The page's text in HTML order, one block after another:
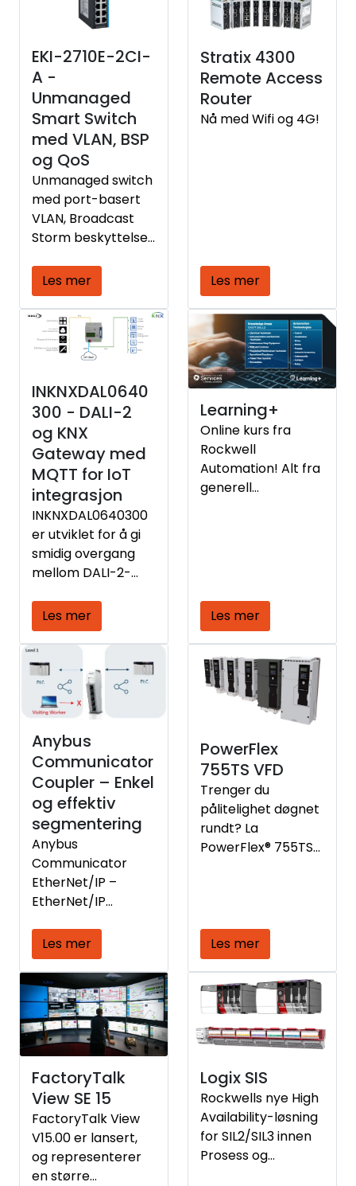
EKI-2710E-2CI-
A -
Unmanaged
Smart Switch
med VLAN, BSP
og QoS
Unmanaged switch
med port-basert
VLAN, Broadcast
Storm beskyttelse
Les mer
Stratix 4300
Remote Access
Router
Nå med Wifi og 4G!
Les mer
INKNXDAL0640
300 - DALI-2
og KNX
Gateway med
MQTT for IoT
integrasjon
INKNXDAL0640300
er utviklet for å gi
smidig overgang
mellom DALI-2-
lysstyringssysteme
r og KNX-
byggautomasjon,
samtidig som den
støtter MQTT-
protokollen for å
sende data til
skybaserte IoT
plattformer.
Les mer
Learning+
Online kurs fra
Rockwell
Automation! Alt fra
generell
Les mer
Anybus
Communicator
Coupler – Enkel
og effektiv
segmentering
Anybus
Communicator
EtherNet/IP –
EtherNet/IP
PROFINET IO –
PROFINET IO Device
er neste
generasjons
gateway som
hjelper
produksjonsbedrift
er med å øke
cybersikkerheten i
sine OT-nettverk.
Les mer
PowerFlex
755TS VFD
Trenger du
pålitelighet døgnet
rundt? La
PowerFlex® 755TS
oppetiden pluss,
redusere energi-
og
vedlikeholdskostna
dene.
Les mer
FactoryTalk
View SE 15
FactoryTalk View
V15.00 er lansert,
og representerer
en større
Logix SIS
Rockwells nye High
Availability-løsning
for SIL2/SIL3 innen
Prosess og